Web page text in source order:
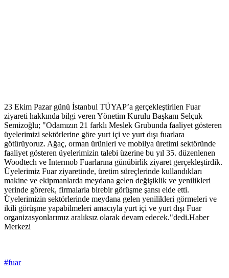
23 Ekim Pazar günü İstanbul TÜYAP’a gerçekleştirilen Fuar
ziyareti hakkında bilgi veren Yönetim Kurulu Başkanı Selçuk
Semizoğlu; "Odamızın 21 farklı Meslek Grubunda faaliyet gösteren
üyelerimizi sektörlerine göre yurt içi ve yurt dışı fuarlara
götürüyoruz. Ağaç, orman ürünleri ve mobilya üretimi sektöründe
faaliyet gösteren üyelerimizin talebi üzerine bu yıl 35. düzenlenen
Woodtech ve Intermob Fuarlarına günübirlik ziyaret gerçekleştirdik.
Üyelerimiz Fuar ziyaretinde, üretim süreçlerinde kullandıkları
makine ve ekipmanlarda meydana gelen değişiklik ve yenilikleri
yerinde görerek, firmalarla birebir görüşme şansı elde etti.
Üyelerimizin sektörlerinde meydana gelen yenilikleri görmeleri ve
ikili görüşme yapabilmeleri amacıyla yurt içi ve yurt dışı Fuar
organizasyonlarımız aralıksız olarak devam edecek."dedi.Haber
Merkezi
#fuar